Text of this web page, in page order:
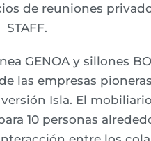
de reuniones
STAFF.
GENOA y sillones
las empresas
Isla. El
10 personas